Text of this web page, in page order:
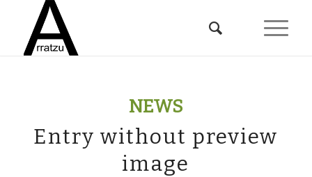
NEWS
Entry without preview
image